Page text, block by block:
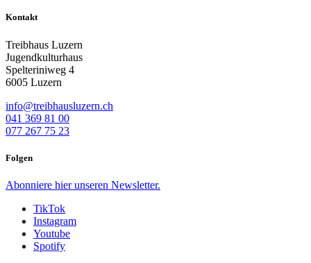
Kontakt
Treibhaus Luzern
Jugendkulturhaus
Spelteriniweg 4
6005 Luzern
info@treibhausluzern.ch
041 369 81 00
077 267 75 23
Folgen
Abonniere hierunseren Newsletter.
TikTok
Instagram
Youtube
Spotify